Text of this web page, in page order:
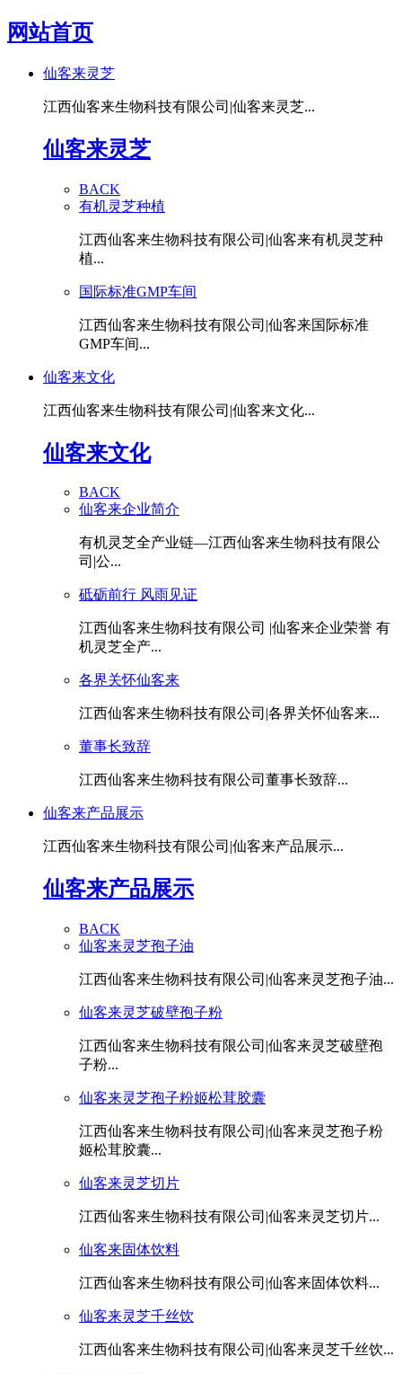
网站首页
仙客来灵芝
江西仙客来生物科技有限公司|仙客来灵芝...
仙客来灵芝
BACK
有机灵芝种植
江西仙客来生物科技有限公司|仙客来有机灵芝种
植...
国际标准GMP车间
江西仙客来生物科技有限公司|仙客来国际标准
GMP车间...
仙客来文化
江西仙客来生物科技有限公司|仙客来文化...
仙客来文化
BACK
仙客来企业简介
有机灵芝全产业链—江西仙客来生物科技有限公
司|公...
砥砺前行 风雨见证
江西仙客来生物科技有限公司 |仙客来企业荣誉 有
机灵芝全产...
各界关怀仙客来
江西仙客来生物科技有限公司|各界关怀仙客来...
董事长致辞
江西仙客来生物科技有限公司董事长致辞...
仙客来产品展示
江西仙客来生物科技有限公司|仙客来产品展示...
仙客来产品展示
BACK
仙客来灵芝孢子油
江西仙客来生物科技有限公司|仙客来灵芝孢子油...
仙客来灵芝破壁孢子粉
江西仙客来生物科技有限公司|仙客来灵芝破壁孢
子粉...
仙客来灵芝孢子粉姬松茸胶囊
江西仙客来生物科技有限公司|仙客来灵芝孢子粉
姬松茸胶囊...
仙客来灵芝切片
江西仙客来生物科技有限公司|仙客来灵芝切片...
仙客来固体饮料
江西仙客来生物科技有限公司|仙客来固体饮料...
仙客来灵芝千丝饮
江西仙客来生物科技有限公司|仙客来灵芝千丝饮...